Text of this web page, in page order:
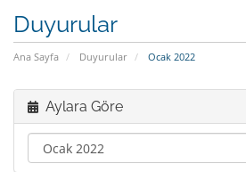
Duyurular
Ana Sayfa Duyurular Ocak 2022
Aylara Göre